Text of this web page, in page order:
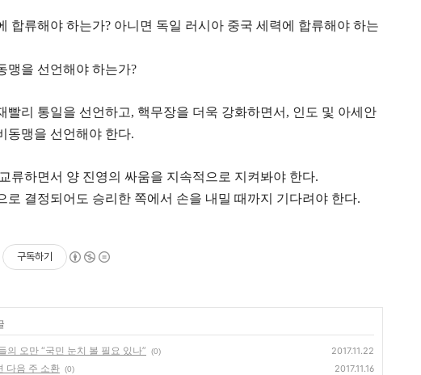
합류해야 하는가? 아니면 독일 러시아 중국 세력에 합류해야 하는
맹을 선언해야 하는가?
빨리 통일을 선언하고, 핵무장을 더욱 강화하면서 , 인도 및 아세안
동맹을 선언해야 한다.
류하면서 양 진영의 싸움을 지속적으로 지켜봐야 한다.
로 결정되어도 승리한 쪽에서 손을 내밀 때까지 기다려야 한다.
구독하기
의 오만 “국민 눈치 볼 필요 있나” (0) 2017.11.22
다음 주 소환 (0) 2017.11.16